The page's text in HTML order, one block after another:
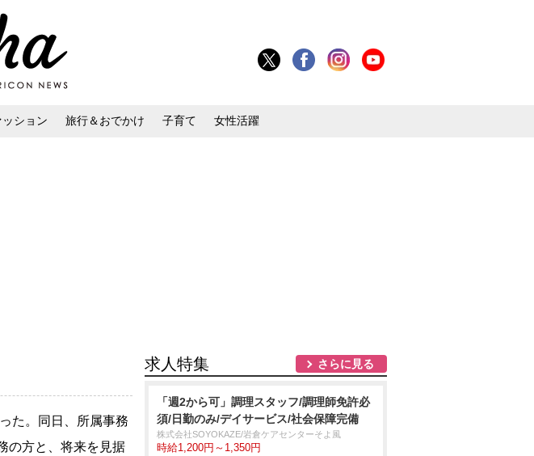
ッション 旅行＆おでかけ 子育て 女性活躍
た。同日、所属事務
の方と、将来を見据
求人特集 さらに見る
「週2から可」調理スタッフ/調理師免許必
須/日勤のみ/デイサービス/社会保障完備
株式会社SOYOKAZE/岩倉ケアセンターそよ風
時給1,200円～1,350円